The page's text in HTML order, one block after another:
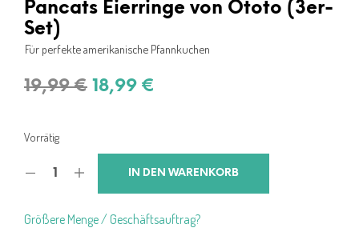
Pancats Eierringe von Ototo (3er-
Set)
Für perfekte amerikanische Pfannkuchen
19,99€ Ursprünglicher
19,99 €
18,99 €
18,99 €.
Vorrätig
IN DEN WARENKORB
Größere Menge / Geschäftsauftrag?